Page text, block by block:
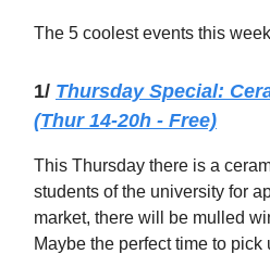
The 5 coolest events this
1/ Thursday Special:
(Thur 14-20h - Free)
This Thursday there is a
students of the university for
market, there will be mulled
Maybe the perfect time to